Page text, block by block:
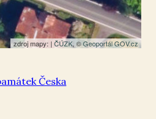
zdroj mapy: | ČÚZK, ©Geoportál GOV.cz
Česka